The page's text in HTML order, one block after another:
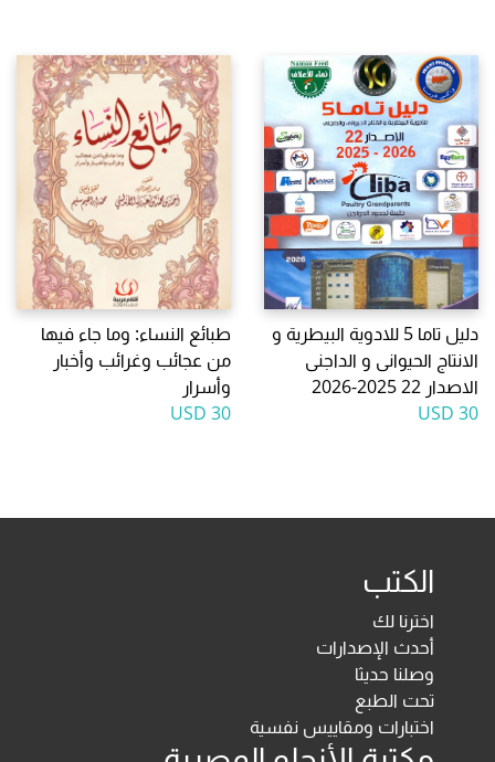
دليل تاما 5 للادوية البيطرية و
الانتاج الحيوانى و الداجنى
الاصدار 22 2025-2026
30 USD
طبائع النساء: وما جاء فيها
من عجائب وغرائب وأخبار
وأسرار
30 USD
الكتب
اخترنا لك
أحدث الإصدارات
وصلنا حديثا
تحت الطبع
اختبارات ومقاييس نفسية